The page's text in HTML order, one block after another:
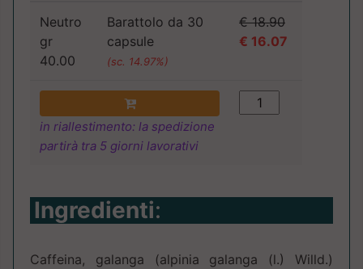
Neutro
gr
40.00
Barattolo da 30
capsule
(sc. 14.97%)
€ 18.90
€ 16.07
in riallestimento: la spedizione
partirà tra 5 giorni lavorativi
Ingredienti:
Caffeina, galanga (alpinia galanga (l.) Willd.)